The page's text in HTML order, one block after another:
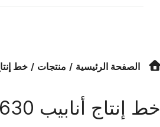
الصفحة الرئيسية منتجات خط
خط إنتاج أنابيب HDPE 630 مم مستعملة ومجددة